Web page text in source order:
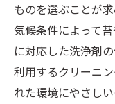
ものを選ぶことが
気候条件によって
に対応した洗浄剤
利用するクリーニ
れた環境にやさし